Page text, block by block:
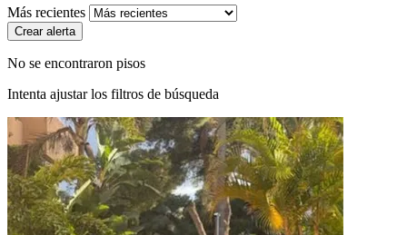
Más recientes
Crear alerta
No se encontraron pisos
Intenta ajustar los filtros de búsqueda